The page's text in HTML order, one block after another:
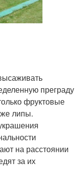
преграду
фруктовые
липы.
на расстоянии
за их